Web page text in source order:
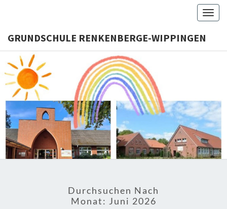
content
GRUNDSCHULE RENKENBERGE-WIPPINGEN
Durchsuchen Nach
Monat: Juni 2026